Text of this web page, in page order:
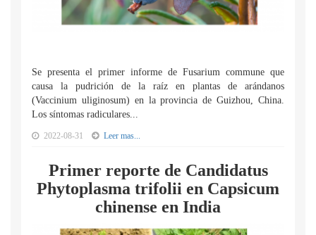
Se presenta el primer informe de Fusarium commune que
causa la pudrición de la raíz en plantas de arándanos
(Vaccinium uliginosum) en la provincia de Guizhou, China.
Los síntomas radiculares...
2022-08-31 Leer mas...
Primer reporte de Candidatus
Phytoplasma trifolii en Capsicum
chinense en India